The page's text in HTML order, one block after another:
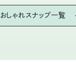
おしゃれスナップ一覧